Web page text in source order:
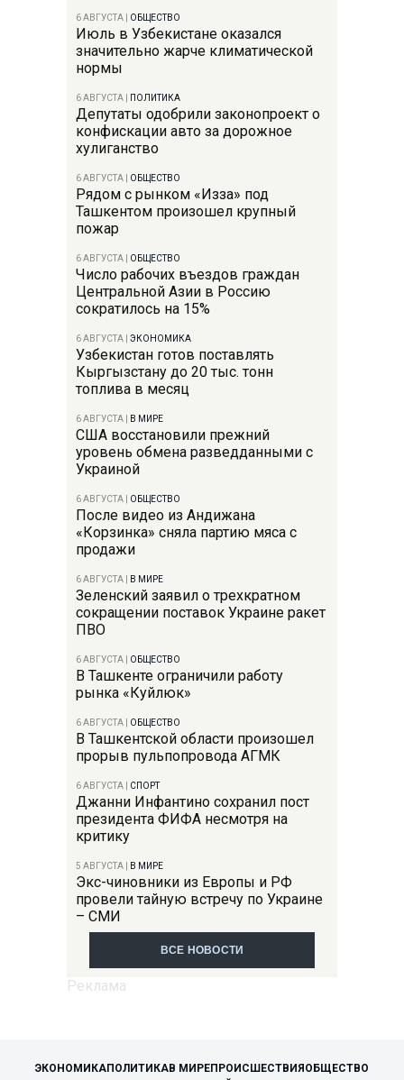
6 АВГУСТА ОБЩЕСТВО
Июль в Узбекистане оказался
значительно жарче климатической
нормы
6 АВГУСТА ПОЛИТИКА
Депутаты одобрили законопроект о
конфискации авто за дорожное
хулиганство
6 АВГУСТА ОБЩЕСТВО
Рядом с рынком «Изза» под
Ташкентом произошел крупный
пожар
6 АВГУСТА ОБЩЕСТВО
Число рабочих въездов граждан
Центральной Азии в Россию
сократилось на 15%
6 АВГУСТА ЭКОНОМИКА
Узбекистан готов поставлять
Кыргызстану до 20 тыс. тонн
топлива в месяц
6 АВГУСТА В МИРЕ
США восстановили прежний
уровень обмена разведданными с
Украиной
6 АВГУСТА ОБЩЕСТВО
После видео из Андижана
«Корзинка» сняла партию мяса с
продажи
6 АВГУСТА В МИРЕ
Зеленский заявил о трехкратном
сокращении поставок Украине ракет
ПВО
6 АВГУСТА ОБЩЕСТВО
В Ташкенте ограничили работу
рынка «Куйлюк»
6 АВГУСТА ОБЩЕСТВО
В Ташкентской области произошел
прорыв пульпопровода АГМК
6 АВГУСТА СПОРТ
Джанни Инфантино сохранил пост
президента ФИФА несмотря на
критику
5 АВГУСТА В МИРЕ
Экс-чиновники из Европы и РФ
провели тайную встречу по Украине
– СМИ
ВСЕ НОВОСТИ
ЭКОНОМИКАПОЛИТИКАВ МИРЕПРОИСШЕСТВИЯ ОБЩЕСТВО